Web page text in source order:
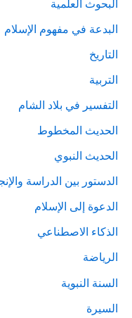
البحوث العلمية
البدعة في مفهوم الإسلام
التاريخ
التربية
التفسير في بلاد الشام
الحديث المخطوط
الحديث النبوي
الدستور بين الدراسة
الدعوة إلى الإسلام
الذكاء الاصطناعي
الرياضة
السنة النبوية
السيرة